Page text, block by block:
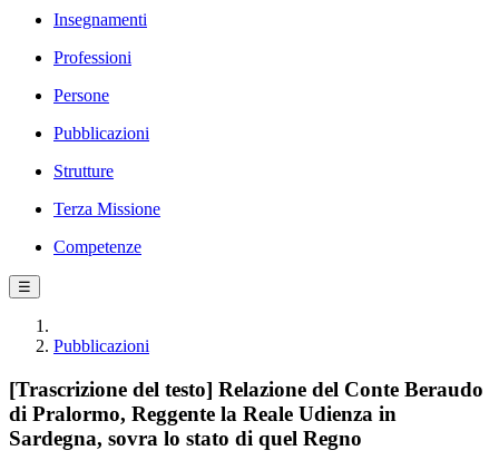
Insegnamenti
Professioni
Persone
Pubblicazioni
Strutture
Terza Missione
Competenze
☰
Pubblicazioni
[Trascrizione del testo] Relazione del Conte Beraudo
di Pralormo, Reggente la Reale Udienza in
Sardegna, sovra lo stato di quel Regno